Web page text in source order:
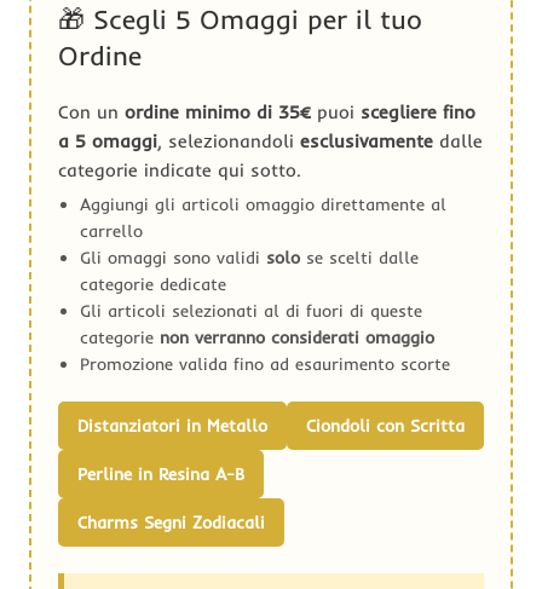
🎁 Scegli 5 Omaggi per il tuo
Ordine
Con un ordine minimo di 35€ puoi scegliere fino
a 5 omaggi, selezionandoli esclusivamente dalle
categorie indicate qui sotto.
Aggiungi gli articoli omaggio direttamente al
carrello
Gli omaggi sono validi solo se scelti dalle
categorie dedicate
Gli articoli selezionati al di fuori di queste
categorie non verranno considerati omaggio
Promozione valida fino ad esaurimento scorte
Distanziatori in Metallo Ciondoli con Scritta
Perline in Resina A-B
Charms Segni Zodiacali